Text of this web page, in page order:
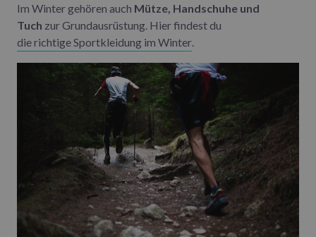
Im Winter gehören auch Mütze, Handschuhe und
Tuch zur Grundausrüstung. Hier findest du
die richtige Sportkleidung im Winter